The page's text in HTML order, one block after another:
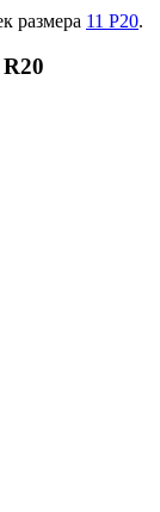
размера 11 Р20.